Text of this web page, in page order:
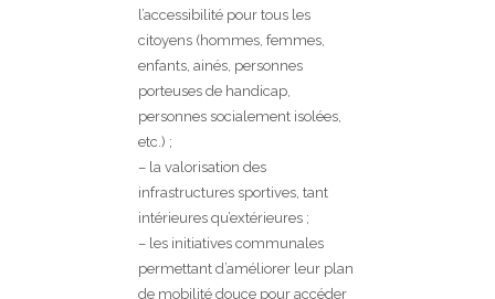
l’accessibilité pour tous les
citoyens (hommes, femmes,
enfants, ainés, personnes
porteuses de handicap,
personnes socialement isolées,
etc.) ;
– la valorisation des
infrastructures sportives, tant
intérieures qu’extérieures ;
– les initiatives communales
permettant d’améliorer leur plan
de mobilité douce pour accéder